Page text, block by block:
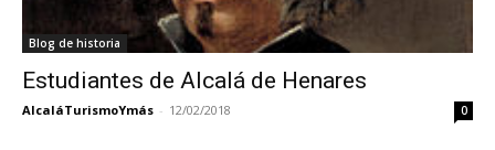
Blog de historia
Estudiantes de Alcalá de Henares
AlcaláTurismoYmás - 12/02/2018 0